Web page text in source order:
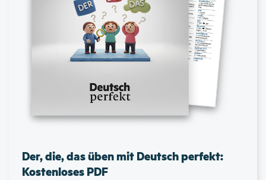
Der, die, das üben mit Deutsch perfekt:
Kostenloses PDF